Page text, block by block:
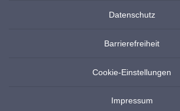
Datenschutz
Barrierefreiheit
Cookie-Einstellungen
Impressum